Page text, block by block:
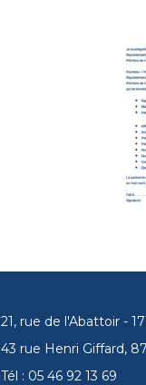
21, rue de l'Abattoir -
43 rue Henri Giffard,
Tél : 05 46 92 13 69